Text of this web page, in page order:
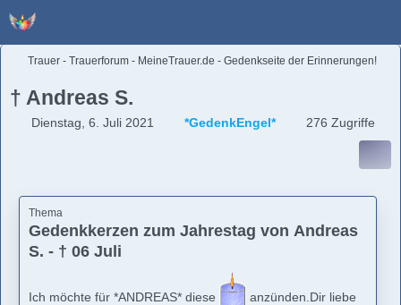
Trauer - Trauerforum - MeineTrauer.de - Gedenkseite der Erinnerungen!
† Andreas S.
Dienstag, 6. Juli 2021 *GedenkEngel* 276 Zugriffe
Thema
Gedenkkerzen zum Jahrestag von Andreas
S. - † 06 Juli
Ich möchte für *ANDREAS* diese anzünden.Dir liebe